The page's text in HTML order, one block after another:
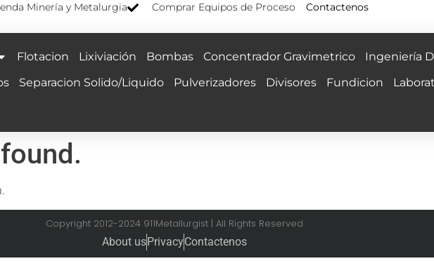
Minería y Metalurgia Comprar Equipos de Proceso Contactenos
Flotacion Lixiviación Bombas Concentrador Gravimetrico
Ingeniería
Separacion Solido/Liquido Pulverizadores Divisores Fundicion
Copyright 2012-2024 911Metallurgist | All Rights Reserved
About usPrivacyContactenos